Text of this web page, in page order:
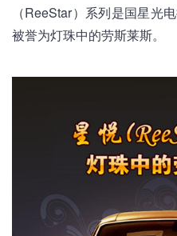
（ReeStar）系列是国星光
被誉为灯珠中的劳斯莱斯。